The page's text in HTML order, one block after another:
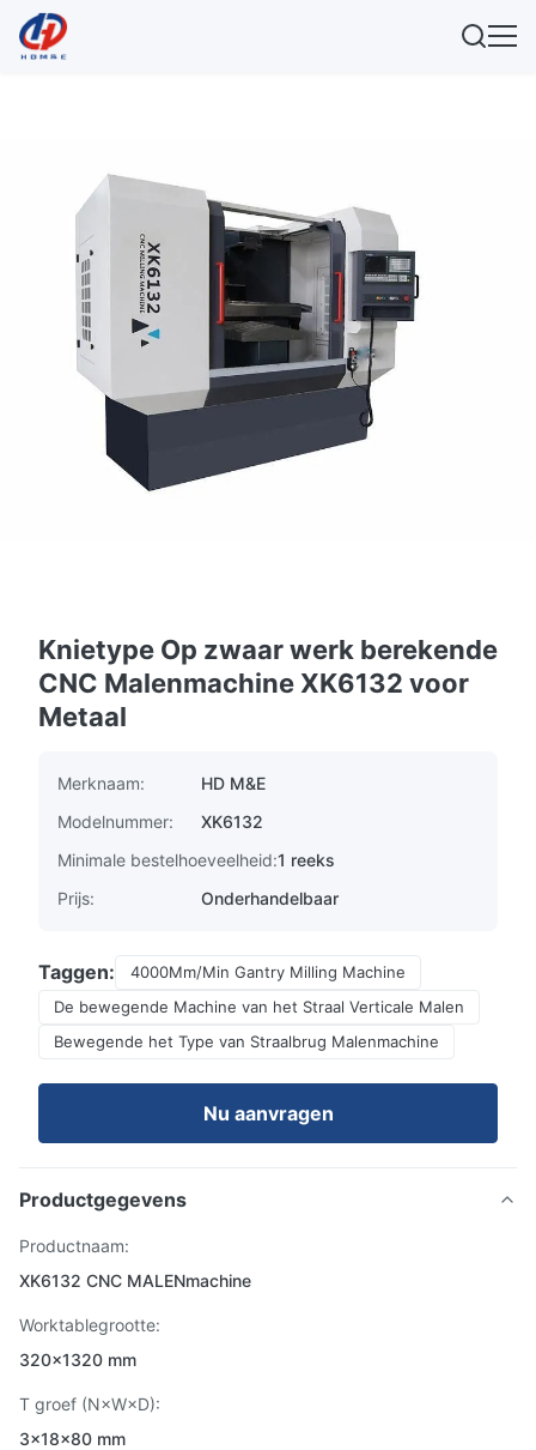
Knietype Op zwaar werk berekende
CNC Malenmachine XK6132 voor
Metaal
Merknaam:
HD M&E
Modelnummer:
XK6132
Minimale bestelhoeveelheid:1 reeks
Prijs:
Onderhandelbaar
Taggen:
4000Mm/Min Gantry Milling Machine
De bewegende Machine van het Straal Verticale Malen
Bewegende het Type van Straalbrug Malenmachine
Nu aanvragen
Productgegevens
Productnaam:
XK6132 CNC MALENmachine
Worktablegrootte:
320×1320 mm
T groef (N×W×D):
3×18×80 mm